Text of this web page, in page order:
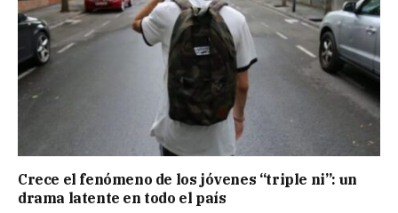
Crece el fenómeno de los jóvenes “triple ni”: un
drama latente en todo el país